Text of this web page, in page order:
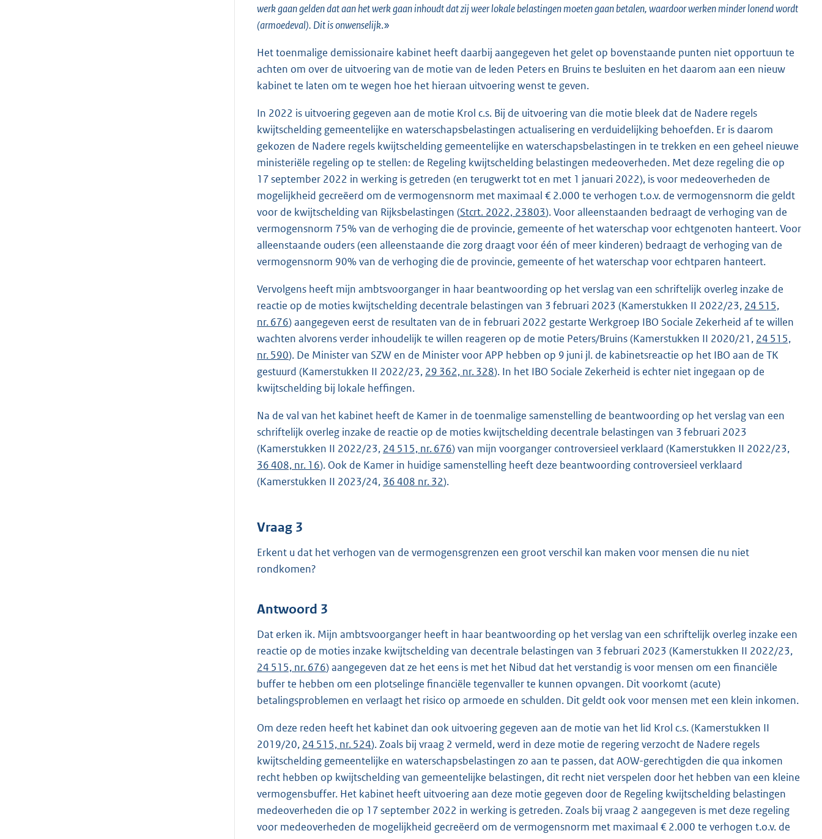
werk gaan gelden dat aan het werk gaan inhoudt dat zij weer lokale belastingen moeten gaan betalen, waardoor werken minder lonend wordt
(armoedeval). Dit is onwenselijk.»
Het toenmalige demissionaire kabinet heeft daarbij aangegeven het gelet op bovenstaande punten niet opportuun te
achten om over de uitvoering van de motie van de leden Peters en Bruins te besluiten en het daarom aan een nieuw
kabinet te laten om te wegen hoe het hieraan uitvoering wenst te geven.
In 2022 is uitvoering gegeven aan de motie Krol c.s. Bij de uitvoering van die motie bleek dat de Nadere regels
kwijtschelding gemeentelijke en waterschapsbelastingen actualisering en verduidelijking behoefden. Er is daarom
gekozen de Nadere regels kwijtschelding gemeentelijke en waterschapsbelastingen in te trekken en een geheel nieuwe
ministeriële regeling op te stellen: de Regeling kwijtschelding belastingen medeoverheden. Met deze regeling die op
17 september 2022 in werking is getreden (en terugwerkt tot en met 1 januari 2022), is voor medeoverheden de
mogelijkheid gecreëerd om de vermogensnorm met maximaal € 2.000 te verhogen t.o.v. de vermogensnorm die geldt
voor de kwijtschelding van Rijksbelastingen (Stcrt. 2022, 23803). Voor alleenstaanden bedraagt de verhoging van de
vermogensnorm 75% van de verhoging die de provincie, gemeente of het waterschap voor echtgenoten hanteert. Voor
alleenstaande ouders (een alleenstaande die zorg draagt voor één of meer kinderen) bedraagt de verhoging van de
vermogensnorm 90% van de verhoging die de provincie, gemeente of het waterschap voor echtparen hanteert.
Vervolgens heeft mijn ambtsvoorganger in haar beantwoording op het verslag van een schriftelijk overleg inzake de
reactie op de moties kwijtschelding decentrale belastingen van 3 februari 2023 (Kamerstukken II 2022/23, 24 515,
nr. 676) aangegeven eerst de resultaten van de in februari 2022 gestarte Werkgroep IBO Sociale Zekerheid af te willen
wachten alvorens verder inhoudelijk te willen reageren op de motie Peters/Bruins (Kamerstukken II 2020/21, 24 515,
nr. 590). De Minister van SZW en de Minister voor APP hebben op 9 juni jl. de kabinetsreactie op het IBO aan de TK
gestuurd (Kamerstukken II 2022/23, 29 362, nr. 328). In het IBO Sociale Zekerheid is echter niet ingegaan op de
kwijtschelding bij lokale heffingen.
Na de val van het kabinet heeft de Kamer in de toenmalige samenstelling de beantwoording op het verslag van een
schriftelijk overleg inzake de reactie op de moties kwijtschelding decentrale belastingen van 3 februari 2023
(Kamerstukken II 2022/23, 24 515, nr. 676) van mijn voorganger controversieel verklaard (Kamerstukken II 2022/23,
36 408, nr. 16). Ook de Kamer in huidige samenstelling heeft deze beantwoording controversieel verklaard
(Kamerstukken II 2023/24, 36 408 nr. 32).
Vraag 3
Erkent u dat het verhogen van de vermogensgrenzen een groot verschil kan maken voor mensen die nu niet
rondkomen?
Antwoord 3
Dat erken ik. Mijn ambtsvoorganger heeft in haar beantwoording op het verslag van een schriftelijk overleg inzake een
reactie op de moties inzake kwijtschelding van decentrale belastingen van 3 februari 2023 (Kamerstukken II 2022/23,
24 515, nr. 676) aangegeven dat ze het eens is met het Nibud dat het verstandig is voor mensen om een financiële
buffer te hebben om een plotselinge financiële tegenvaller te kunnen opvangen. Dit voorkomt (acute)
betalingsproblemen en verlaagt het risico op armoede en schulden. Dit geldt ook voor mensen met een klein inkomen.
Om deze reden heeft het kabinet dan ook uitvoering gegeven aan de motie van het lid Krol c.s. (Kamerstukken II
2019/20, 24 515, nr. 524). Zoals bij vraag 2 vermeld, werd in deze motie de regering verzocht de Nadere regels
kwijtschelding gemeentelijke en waterschapsbelastingen zo aan te passen, dat AOW-gerechtigden die qua inkomen
recht hebben op kwijtschelding van gemeentelijke belastingen, dit recht niet verspelen door het hebben van een kleine
vermogensbuffer. Het kabinet heeft uitvoering aan deze motie gegeven door de Regeling kwijtschelding belastingen
medeoverheden die op 17 september 2022 in werking is getreden. Zoals bij vraag 2 aangegeven is met deze regeling
voor medeoverheden de mogelijkheid gecreëerd om de vermogensnorm met maximaal € 2.000 te verhogen t.o.v. de